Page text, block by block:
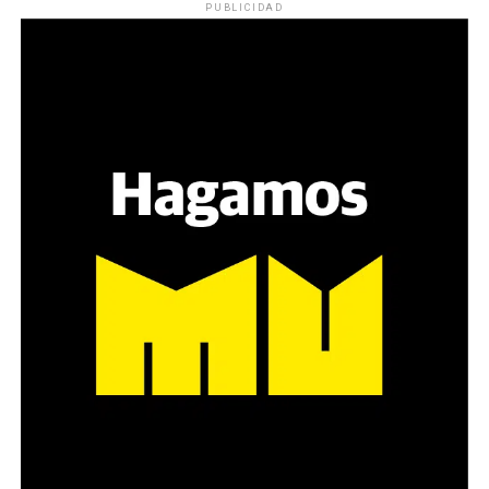
es a través del interrogante, que puedan encarnar la
pregunta», comparte Gonzalo, de 41 años.
PUBLICIDAD